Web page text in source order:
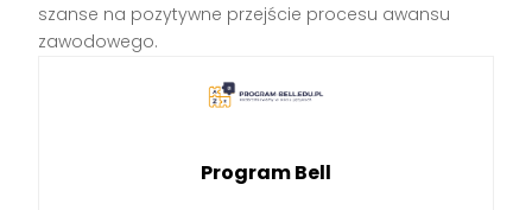
szanse na pozytywne przejście procesu awansu
zawodowego.
Program Bell